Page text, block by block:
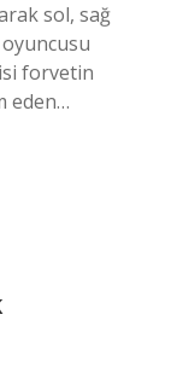
sol, sağ
forvetin
eden…